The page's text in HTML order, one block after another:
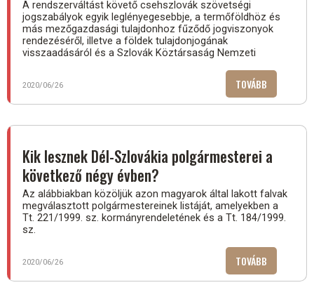
A rendszerváltást követő csehszlovák szövetségi
jogszabályok egyik leglényegesebbje, a termőföldhöz és
más mezőgazdasági tulajdonhoz fűződő jogviszonyok
rendezéséről, illetve a földek tulajdonjogának
visszaadásáról és a Szlovák Köztársaság Nemzeti
2020/06/26 TOVÁBB
TÖRVÉNYEK
Kik lesznek Dél-Szlovákia polgármesterei a
következő négy évben?
Az alábbiakban közöljük azon magyarok által lakott falvak
megválasztott polgármestereinek listáját, amelyekben a
Tt. 221/1999. sz. kormányrendeletének és a Tt. 184/1999.
sz.
2020/06/26 TOVÁBB
LESZNEK